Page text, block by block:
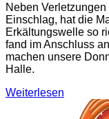
Neben
Einschlag, hat die
Erkältungswelle so
fand im Anschluss
machen unsere
Halle.
Weiterlesen